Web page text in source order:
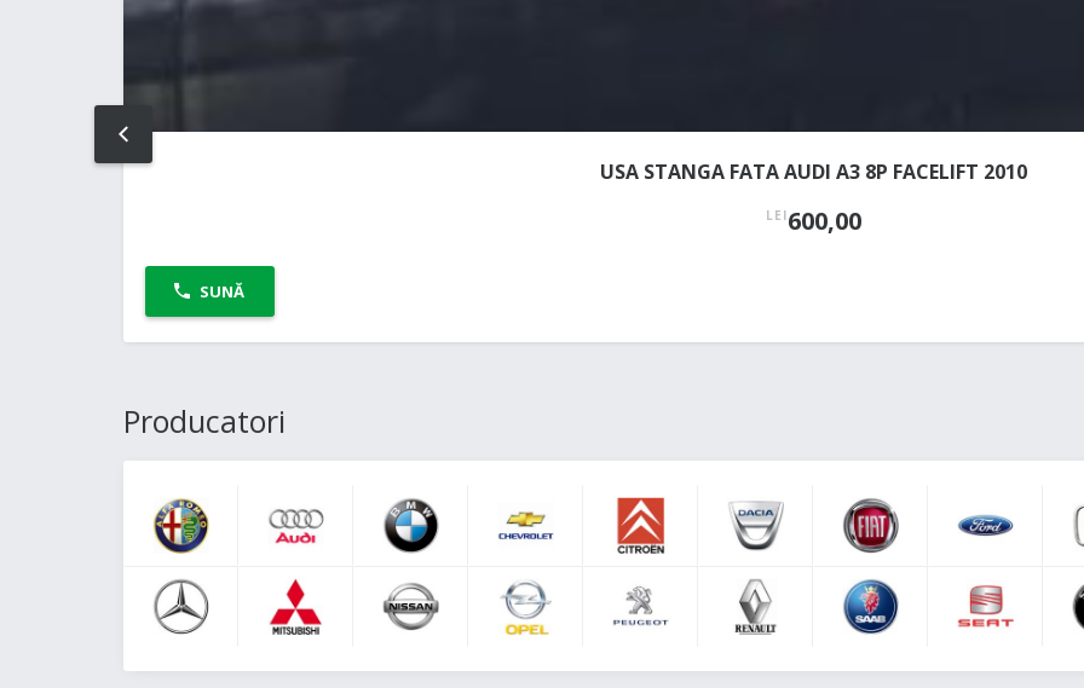
USA STANGA FATA AUDI A3 8P FACELIFT 2010
LEI600,00
SUNĂ
PREV
Producatori